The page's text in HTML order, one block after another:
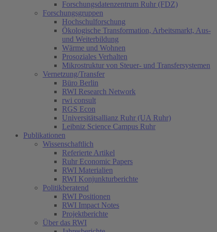
Forschungsdatenzentrum Ruhr (FDZ)
Forschungsgruppen
Hochschulforschung
Ökologische Transformation, Arbeitsmarkt, Aus-
und Weiterbildung
Wärme und Wohnen
Prosoziales Verhalten
Mikrostruktur von Steuer- und Transfersystemen
Vernetzung/Transfer
Büro Berlin
RWI Research Network
rwi consult
RGS Econ
Universitätsallianz Ruhr (UA Ruhr)
Leibniz Science Campus Ruhr
Publikationen
Wissenschaftlich
Referierte Artikel
Ruhr Economic Papers
RWI Materialien
RWI Konjunkturberichte
Politikberatend
RWI Positionen
RWI Impact Notes
Projektberichte
Über das RWI